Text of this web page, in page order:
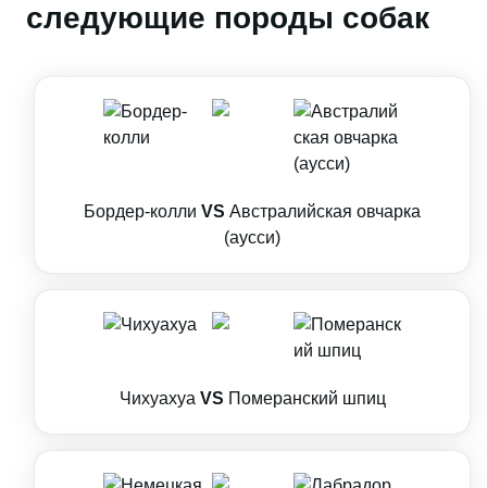
следующие породы собак
Бордер-колли VS Австралийская овчарка
(аусси)
Чихуахуа VS Померанский шпиц